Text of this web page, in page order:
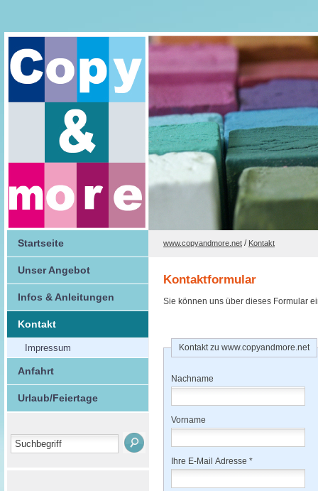
Startseite
Unser Angebot
Infos & Anleitungen
Kontakt
Impressum
Anfahrt
Urlaub/Feiertage
www.copyandmore.net / Kontakt
Kontaktformular
Sie können uns über dieses Formular
Kontakt zu www.copyandmore.net
Nachname
Vorname
Ihre E-Mail Adresse *